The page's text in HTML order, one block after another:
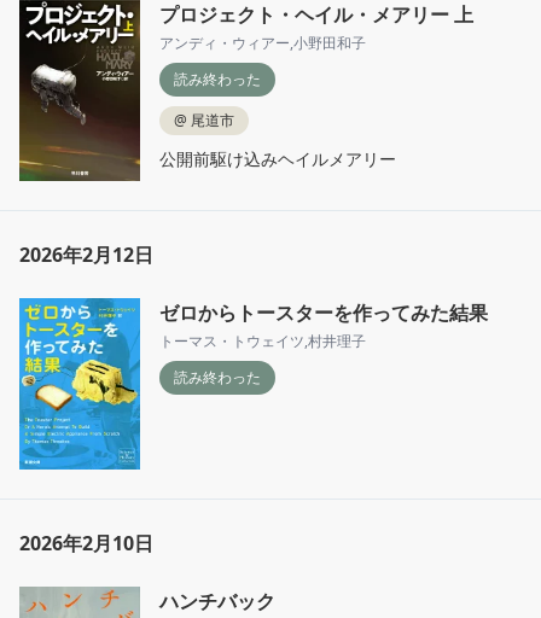
プロジェクト・ヘイル・メアリー 上
アンディ・ウィアー,小野田和子
読み終わった
@ 尾道市
公開前駆け込みヘイルメアリー
2026年2月12日
ゼロからトースターを作ってみた結果
トーマス・トウェイツ,村井理子
読み終わった
2026年2月10日
ハンチバック